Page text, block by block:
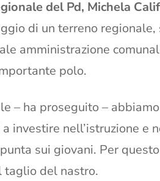
del Pd, Michela
di un terreno regionale,
amministrazione
polo.
– ha proseguito –
investire nell’istruzione e
sui giovani. Per
del nastro.